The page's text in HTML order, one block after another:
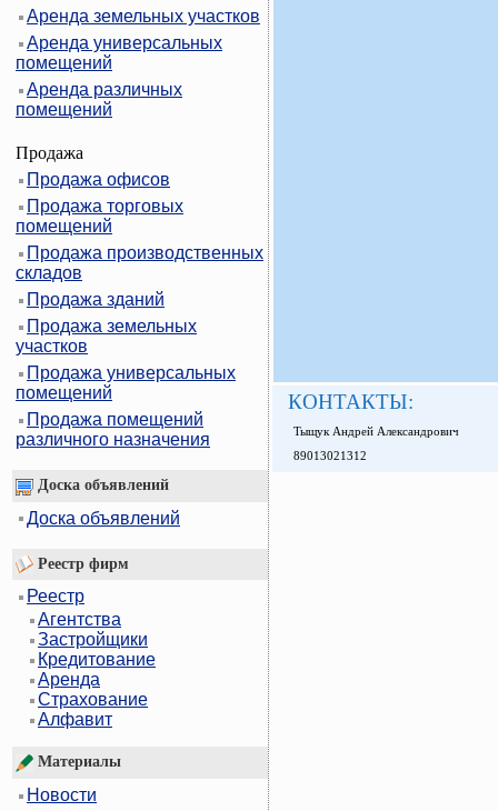
Аренда земельных участков
Аренда универсальных
помещений
Аренда различных
помещений
Продажа
Продажа офисов
Продажа торговых
помещений
Продажа производственных
складов
Продажа зданий
Продажа земельных
участков
Продажа универсальных
помещений
Продажа помещений
различного назначения
Доска объявлений
Доска объявлений
Реестр фирм
Реестр
Агентства
Застройщики
Кредитование
Аренда
Страхование
Алфавит
Материалы
Новости
КОНТАКТЫ:
Тыщук Андрей Александрович
89013021312